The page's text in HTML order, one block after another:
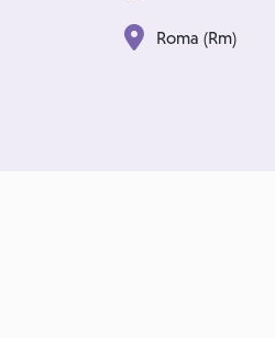
Roma (Rm)